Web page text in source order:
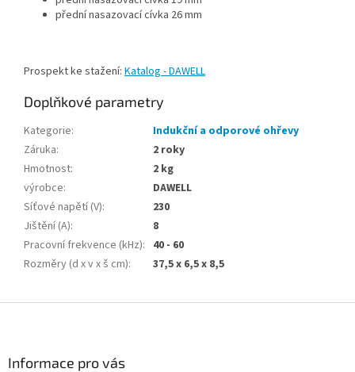
přední nasazovací cívka 26 mm
Prospekt ke stažení: Katalog - DAWELL
Doplňkové parametry
Kategorie:
Indukční a odporové ohřevy
Záruka:
2 roky
Hmotnost:
2 kg
výrobce:
DAWELL
Síťové napětí (V):
230
Jištění (A):
8
Pracovní frekvence (kHz): 40 - 60
Rozměry (d x v x š cm): 37,5 x 6,5 x 8,5
Informace pro vás